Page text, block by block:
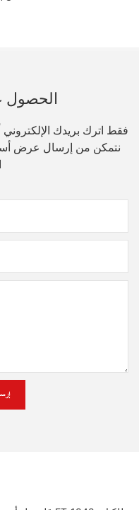
الحصول
فقط اترك بريدك
نتمكن من إرسال عرض